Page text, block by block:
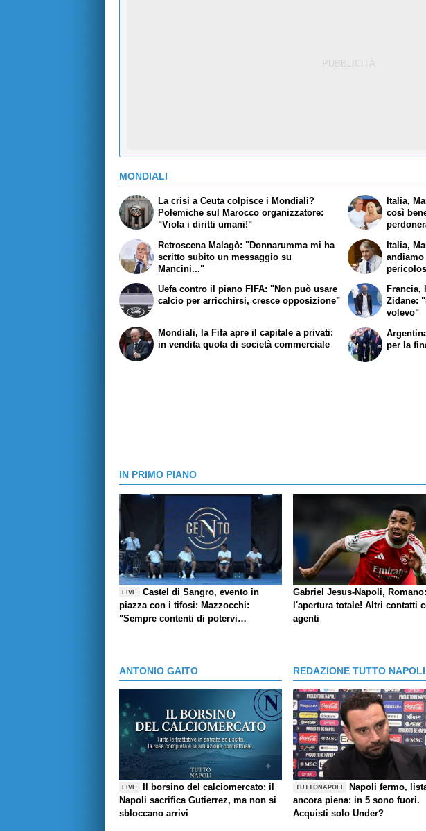
MONDIALI
La crisi a Ceuta colpisce i Mondiali?
Polemiche sul Marocco organizzatore:
"Viola i diritti umani!"
Retroscena Malagò: "Donnarumma mi ha
scritto subito un messaggio su
Mancini..."
Italia,
così
Italia,
Uefa contro il piano FIFA: "Non può usare
calcio per arricchirsi, cresce opposizione"
Mondiali, la Fifa apre il capitale a privati:
in vendita quota di società commerciale
Francia,
Zidane:
volevo"
per la
IN PRIMO PIANO
LIVE
Castel di Sangro, evento in
piazza con i tifosi: Mazzocchi:
"Sempre contenti di potervi
contributo"
Gabriel Jesus-Napoli,
l'apertura totale! Altri contatti
agenti
ANTONIO GAITO
LIVE
Il borsino del calciomercato: il
Napoli sacrifica Gutierrez, ma non si
sbloccano arrivi
REDAZIONE TUTTO
TUTTONAPOLI
Napoli fermo,
ancora piena: in 5 sono fuori.
Acquisti solo Under?